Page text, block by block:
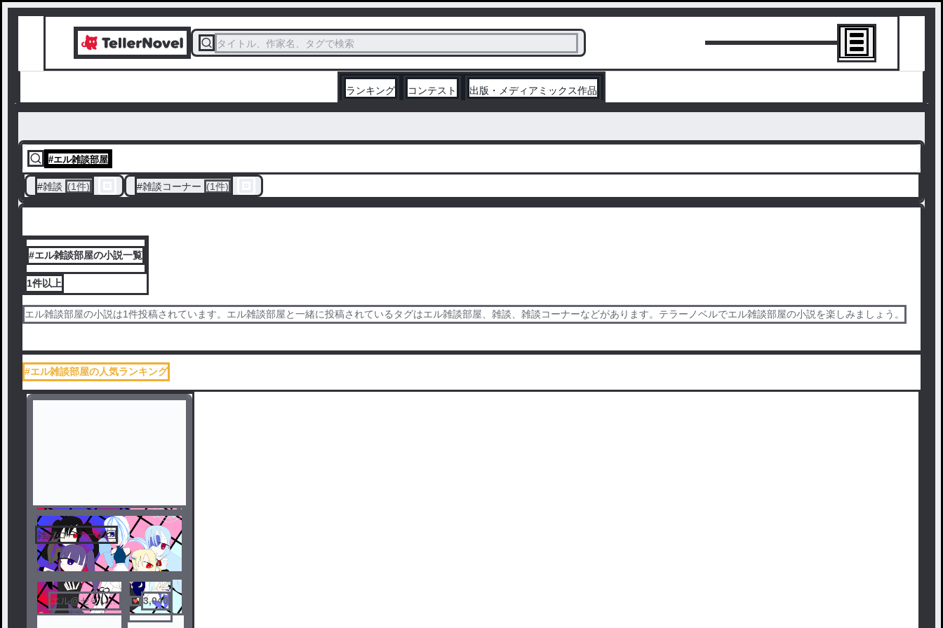
タイトル、作家名、タグで検索
ランキング コンテスト 出版・メディアミックス作品
#エル雑談部屋
#雑談 (1件) #雑談コーナー (1件)
#エル雑談部屋の小説一覧
1件以上
エル雑談部屋の小説は1件投稿されています。エル雑談部屋と一緒に投稿されているタグはエル雑談部屋、雑談、雑談コーナーなどがあります。テラーノベルでエル雑談部屋の小説を楽しみましょう。
#エル雑談部屋の人気ランキング
雑談コーナー🌠🈁
エル@セイレー
ンです(？)
3,040